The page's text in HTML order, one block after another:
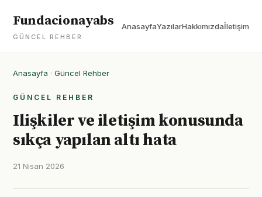
Fundacionayabs
GÜNCEL REHBER
AnasayfaYazılarHakkımızdaİletişim
Anasayfa · Güncel Rehber
GÜNCEL REHBER
Ilişkiler ve iletişim konusunda
sıkça yapılan altı hata
21 Nisan 2026